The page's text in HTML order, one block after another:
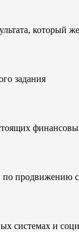
который
задания
продвижению
системах и